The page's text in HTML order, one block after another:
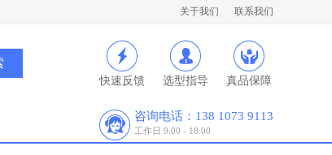
关于我们 联系我们
快速反馈 选型指导 真品保障
咨询电话：138 1073 9113
工作日 9:00 - 18:00